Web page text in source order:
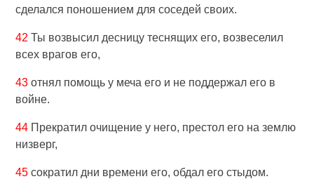
сделался поношением для соседей своих.
42 Ты возвысил десницу теснящих его, возвеселил
всех врагов его,
43 отнял помощь у меча его и не поддержал его в
войне.
44 Прекратил очищение у него, престол его на землю
низверг,
45 сократил дни времени его, обдал его стыдом.